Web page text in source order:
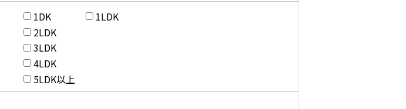
1DK
1LDK
2LDK
3LDK
4LDK
5LDK以上